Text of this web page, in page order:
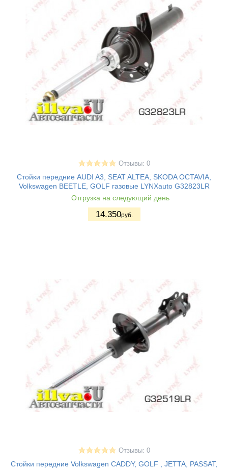
Отзывы: 0
Стойки передние AUDI A3, SEAT ALTEA, SKODA OCTAVIA,
Volkswagen BEETLE, GOLF газовые LYNXauto G32823LR
Отгрузка на следующий день
14.350руб.
Отзывы: 0
Стойки передние Volkswagen CADDY, GOLF , JETTA, PASSAT,